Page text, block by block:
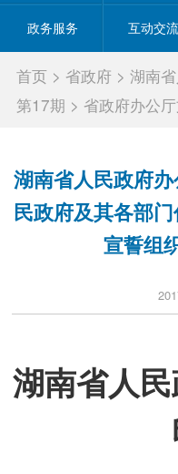
政务服务 互动交流
首页 > 省政府 >湖南
第17期 > 省政府办公
湖南省人民政府
民政府及其各部
宣誓组
湖南省人